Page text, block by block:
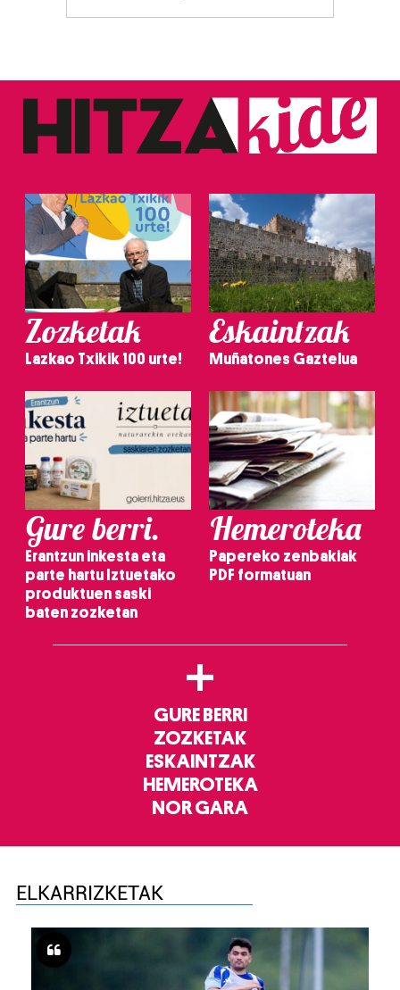
Zozketak
Lazkao Txikik 100 urte!
Eskaintzak
Muñatones Gaztelua
Gure berri.
Erantzun inkesta eta
parte hartu Iztuetako
produktuen saski
baten zozketan
Hemeroteka
Papereko zenbakiak
PDF formatuan
+
GURE BERRI
ZOZKETAK
ESKAINTZAK
HEMEROTEKA
NOR GARA
ELKARRIZKETAK